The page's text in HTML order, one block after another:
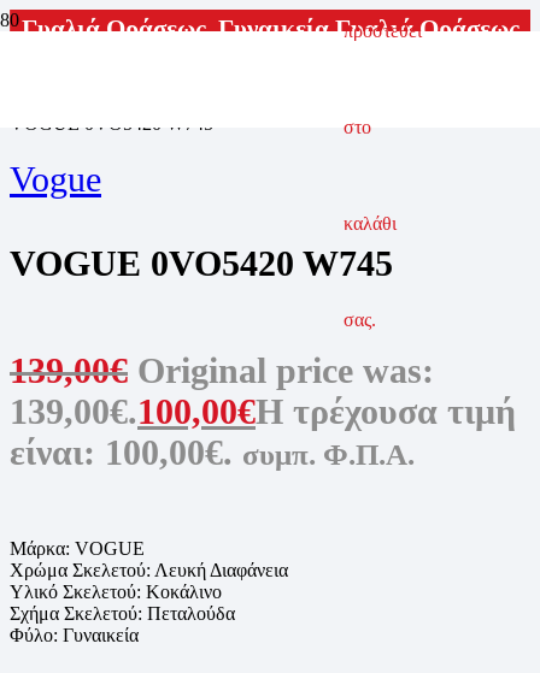
προστεθεί
στο
καλάθι
σας.
Γυαλιά Οράσεως,Γυναικεία Γυαλιά Οράσεως
VOGUE 0VO5420 W745
Vogue
VOGUE 0VO5420 W745
139,00€ Original price was:
139,00€.100,00€Η τρέχουσα τιμή
είναι: 100,00€. συμπ. Φ.Π.Α.
Μάρκα: VOGUE
Χρώμα Σκελετού: Λευκή Διαφάνεια
Υλικό Σκελετού: Κοκάλινο
Σχήμα Σκελετού: Πεταλούδα
Φύλο: Γυναικεία